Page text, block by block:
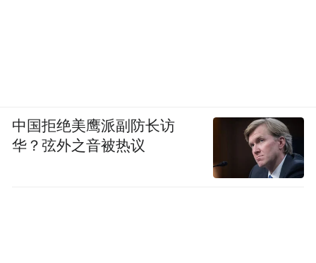
中国拒绝美鹰派副防长访
华？弦外之音被热议